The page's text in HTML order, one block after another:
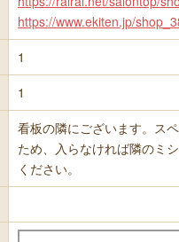
https://www.ekiten.jp/
1
1
看板の隣にございます。ス
ため、入らなければ隣のミ
ください。